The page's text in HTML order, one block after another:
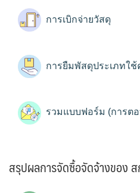
การเบิกจ่ายวัสดุ
การยืมพัสดุประเภทใช้
รวมแบบฟอร์ม (การต
สรุปผลการจัดซื้อจัดจ้างของ